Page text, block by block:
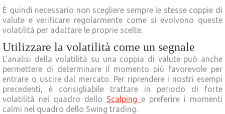
È quindi necessario non scegliere sempre le stesse coppie di
valute e verificare regolarmente come si evolvono queste
volatilità per adattare le proprie scelte.
Utilizzare la volatilità come un segnale
L’analisi della volatilità su una coppia di valute può anche
permettere di determinare il momento più favorevole per
entrare o uscire dal mercato. Per riprendere i nostri esempi
precedenti, è consigliabile trattare in periodo di forte
volatilità nel quadro dello Scalping e preferire i momenti
calmi nel quadro dello Swing trading.